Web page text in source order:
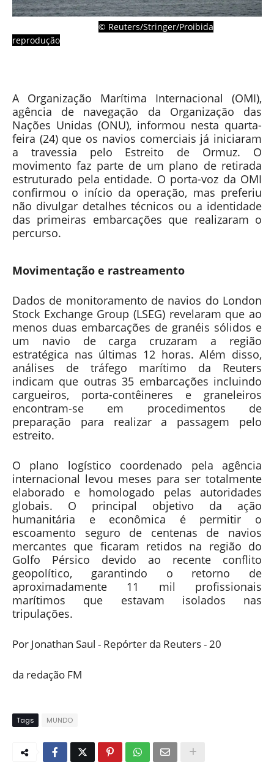
© Reuters/Stringer/Proibida
reprodução
A Organização Marítima Internacional (OMI),
agência de navegação da Organização das
Nações Unidas (ONU), informou nesta quarta-
feira (24) que os navios comerciais já iniciaram
a travessia pelo Estreito de Ormuz. O
movimento faz parte de um plano de retirada
estruturado pela entidade. O porta-voz da OMI
confirmou o início da operação, mas preferiu
não divulgar detalhes técnicos ou a identidade
das primeiras embarcações que realizaram o
percurso.
Movimentação e rastreamento
Dados de monitoramento de navios do London
Stock Exchange Group (LSEG) revelaram que ao
menos duas embarcações de granéis sólidos e
um navio de carga cruzaram a região
estratégica nas últimas 12 horas. Além disso,
análises de tráfego marítimo da Reuters
indicam que outras 35 embarcações incluindo
cargueiros, porta-contêineres e graneleiros
encontram-se em procedimentos de
preparação para realizar a passagem pelo
estreito.
O plano logístico coordenado pela agência
internacional levou meses para ser totalmente
elaborado e homologado pelas autoridades
globais. O principal objetivo da ação
humanitária e econômica é permitir o
escoamento seguro de centenas de navios
mercantes que ficaram retidos na região do
Golfo Pérsico devido ao recente conflito
geopolítico, garantindo o retorno de
aproximadamente 11 mil profissionais
marítimos que estavam isolados nas
tripulações.
Por Jonathan Saul - Repórter da Reuters - 20
da redação FM
Tags MUNDO